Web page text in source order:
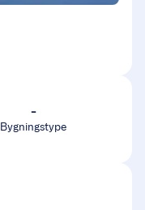
-
Bygningstype